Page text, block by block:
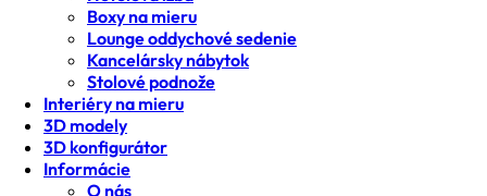
Boxy na mieru
Lounge oddychové sedenie
Kancelársky nábytok
Stolové podnože
Interiéry na mieru
3D modely
3D konfigurátor
Informácie
O nás